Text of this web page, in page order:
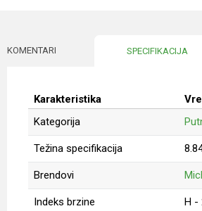
KOMENTARI SPECIFIKACIJA
Karakteristika
Kategorija
Težina specifikacija
Brendovi
Indeks brzine H -